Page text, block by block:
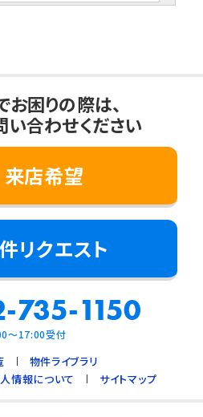
ある場合
内で個人情報の取扱いの
託する場合
又は財産の保護のために必
を得ることが難しいとき
、児童の健全な育成のため
同意を得ることが難しいと
体などに協力する場合で、
ことによって支障を及ぼす
の事由による事業の承継
提供する場合で、承継前の
困りの際は、
合わせください
来店希望
リクエスト
735-1150
～17:00受付
物件ライブラリ
情報について サイトマップ